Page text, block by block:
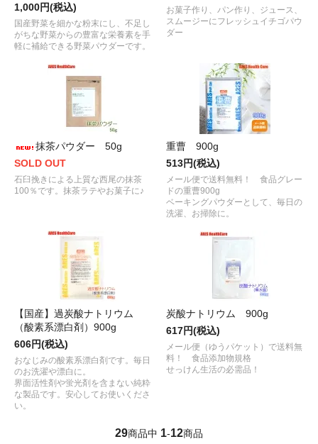
1,000円(税込)
国産野菜を細かな粉末にし、不足し
がちな野菜からの豊富な栄養素を手
軽に補給できる野菜パウダーです。
お菓子作り、パン作り、ジュース、
スムージーにフレッシュイチゴパウ
ダー
抹茶パウダー 50g
SOLD OUT
石臼挽きによる上質な西尾の抹茶
100％です。抹茶ラテやお菓子に♪
重曹 900g
513円(税込)
メール便で送料無料！ 食品グレー
ドの重曹900g
ベーキングパウダーとして、毎日の
洗濯、お掃除に。
【国産】過炭酸ナトリウム
（酸素系漂白剤）900g
606円(税込)
おなじみの酸素系漂白剤です。毎日
のお洗濯や漂白に。
界面活性剤や蛍光剤を含まない純粋
な製品です。安心してお使いくださ
い。
炭酸ナトリウム 900g
617円(税込)
メール便（ゆうパケット）で送料無
料！ 食品添加物規格
せっけん生活の必需品！
29商品中 1-12商品